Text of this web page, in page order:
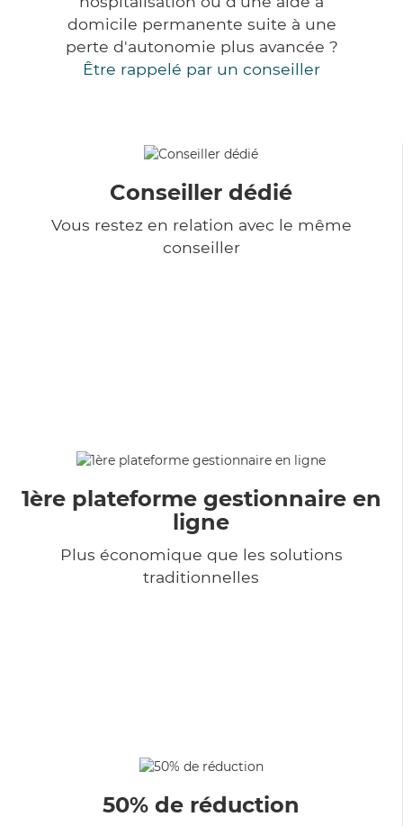
domicile permanente suite à une
perte d'autonomie plus avancée ?
Être rappelé par un conseiller
Conseiller dédié
Vous restez en relation avec le même
conseiller
1ère plateforme gestionnaire en
ligne
Plus économique que les solutions
traditionnelles
50% de réduction